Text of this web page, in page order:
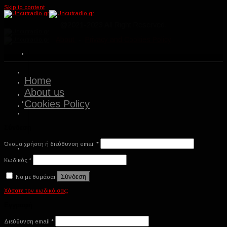
Skip to content
Home
About us
Cookies Policy
Όνομα χρήστη ή διεύθυνση email *
Κωδικός *
Να με θυμάσαι Σύνδεση
Χάσατε τον κωδικό σας;
Διεύθυνση email *